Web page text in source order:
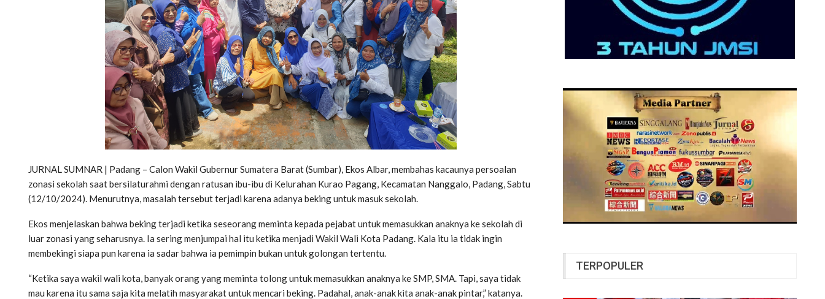
JURNAL SUMNAR | Padang – Calon Wakil Gubernur Sumatera Barat (Sumbar), Ekos Albar, membahas kacaunya persoalan
zonasi sekolah saat bersilaturahmi dengan ratusan ibu-ibu di Kelurahan Kurao Pagang, Kecamatan Nanggalo, Padang, Sabtu
(12/10/2024). Menurutnya, masalah tersebut terjadi karena adanya beking untuk masuk sekolah.
Ekos menjelaskan bahwa beking terjadi ketika seseorang meminta kepada pejabat untuk memasukkan anaknya ke sekolah di
luar zonasi yang seharusnya. Ia sering menjumpai hal itu ketika menjadi Wakil Wali Kota Padang. Kala itu ia tidak ingin
membekingi siapa pun karena ia sadar bahwa ia pemimpin bukan untuk golongan tertentu.
“Ketika saya wakil wali kota, banyak orang yang meminta tolong untuk memasukkan anaknya ke SMP, SMA. Tapi, saya tidak
mau karena itu sama saja kita melatih masyarakat untuk mencari beking. Padahal, anak-anak kita anak-anak pintar,” katanya.
TERPOPULER